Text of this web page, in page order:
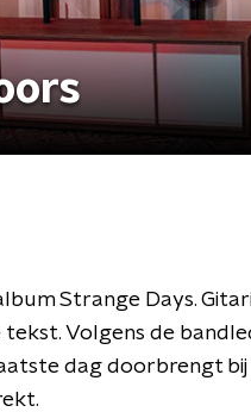
Strange Days.
Volgens de
dag doorbrengt